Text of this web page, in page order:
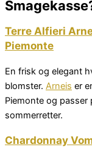
Terre Alfieri
Piemonte
En frisk og elegant
blomster. Arneis er
Piemonte og
sommerretter.
Chardonnay